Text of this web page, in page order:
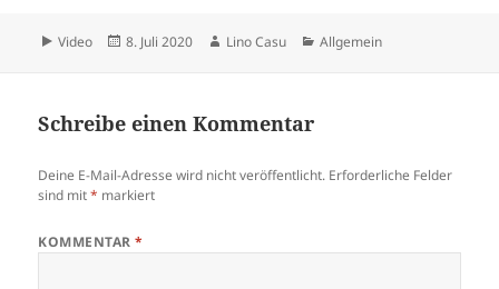
Format
Video
Veröffentlicht
8. Juli 2020 Autor
Lino Casu Kategorien
Allgemein
Schreibe einen Kommentar
Deine E-Mail-Adresse wird nicht veröffentlicht. Erforderliche Felder
sind mit* markiert
KOMMENTAR*